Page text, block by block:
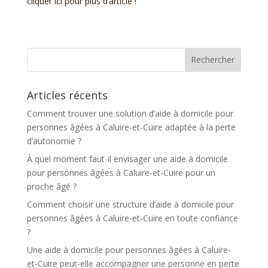
Articles récents
Comment trouver une solution d’aide à domicile pour
personnes âgées à Caluire-et-Cuire adaptée à la perte
d’autonomie ?
À quel moment faut-il envisager une aide à domicile
pour personnes âgées à Caluire-et-Cuire pour un
proche âgé ?
Comment choisir une structure d’aide à domicile pour
personnes âgées à Caluire-et-Cuire en toute confiance
?
Une aide à domicile pour personnes âgées à Caluire-
et-Cuire peut-elle accompagner une personne en perte